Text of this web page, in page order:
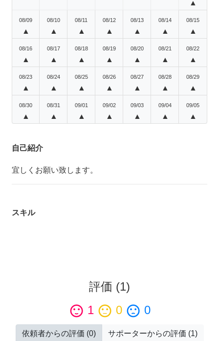
▲
08/09
▲
08/10
▲
08/11
▲
08/12
▲
08/13
▲
08/14
▲
08/15
▲
08/16
▲
08/17
▲
08/18
▲
08/19
▲
08/20
▲
08/21
▲
08/22
▲
08/23
▲
08/24
▲
08/25
▲
08/26
▲
08/27
▲
08/28
▲
08/29
▲
08/30
▲
08/31
▲
09/01
▲
09/02
▲
09/03
▲
09/04
▲
09/05
▲
自己紹介
宜しくお願い致します。
スキル
評価 (1)
sentiment_satisfied 1 sentiment_neutral 0 sentiment_dissatisfied 0
依頼者からの評価 (0) サポーターからの評価 (1)